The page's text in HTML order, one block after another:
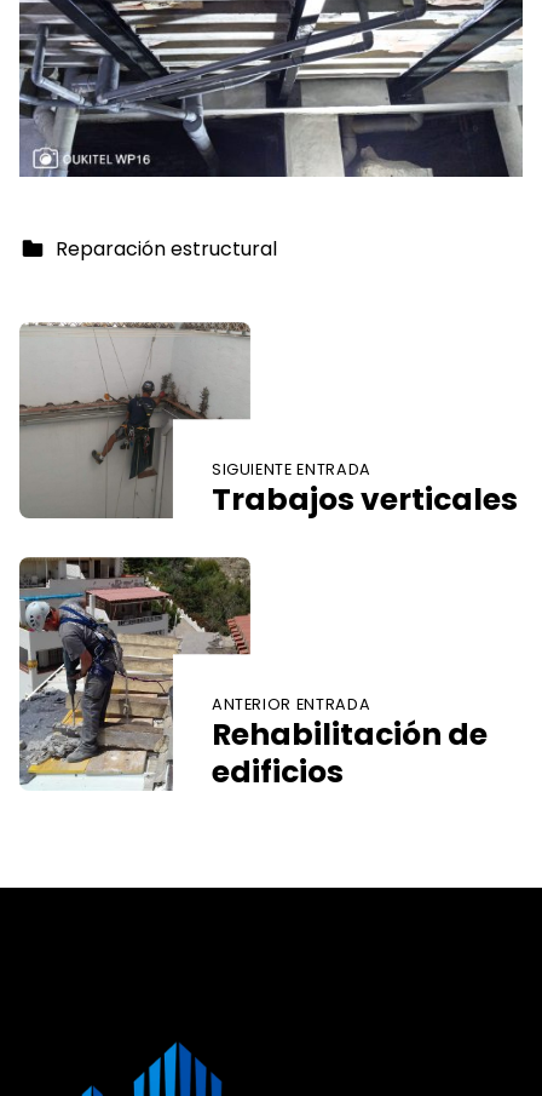
Categorized in:
Reparación estructural
Skip back to main navigation
Navegación de entradas
ANTERIOR ENTRADA
Rehabilitación de
edificios
SIGUIENTE ENTRADA
Trabajos verticales